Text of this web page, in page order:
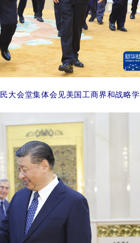
会堂集体会见美国工商界和战略